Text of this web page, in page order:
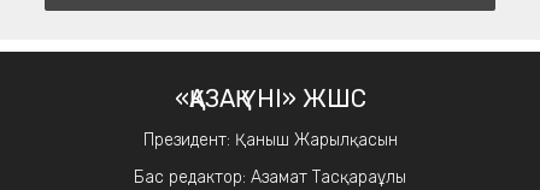
«ҚАЗАҚ ҮНІ» ЖШС
Президент: Қаныш Жарылқасын
Бас редактор: Азамат Тасқараұлы